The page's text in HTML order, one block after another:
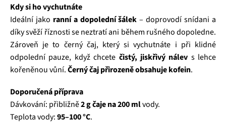
Kdy si ho vychutnáte
Ideální jako ranní a dopolední šálek – doprovodí snídani a
díky svěží říznosti se neztratí ani během rušného dopoledne.
Zároveň je to černý čaj, který si vychutnáte i při klidné
odpolední pauze, když chcete čistý, jiskřivý nálev s lehce
kořeněnou vůní.Černý čaj přirozeně obsahuje kofein.
Doporučená příprava
Dávkování: přibližně2 g čaje na 200 mlvody.
Teplota vody:95–100 °C.